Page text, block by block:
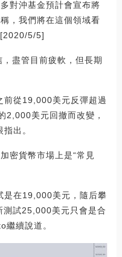
對沖基金預計會宣布將
，我們將在這個領域看
5/5]
盡管目前疲軟，但長期
前從19,000美元反彈超過
美元回撤而改變，
出。
密貨幣市場上是“常見
是在19,000美元，隨后攀
試25,000美元只會是合
續說道。